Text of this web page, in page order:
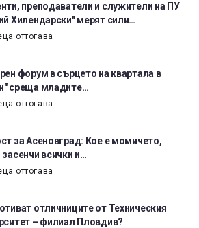
преподаватели и служители на ПУ
Хилендарски" мерят сили…
оттогава
форум в сърцето на квартала в
среща младите…
оттогава
за Асеновград: Кое е момичето,
всички и…
оттогава
отличниците от Техническия
– филиал Пловдив?